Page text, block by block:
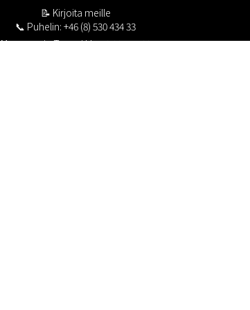
📝 Kirjoita meille
📞 Puhelin: +46 (8) 530 434 33
Maanantai - Torstai klo 10.00 - 17.00